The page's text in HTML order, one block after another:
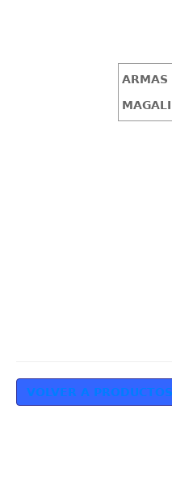
ARMAS
MAGALI
VOLVER A